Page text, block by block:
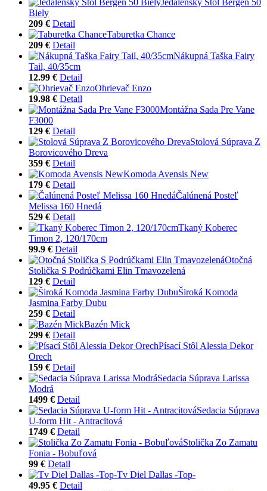
Biely
209 € Detail
Taburetka Chance
209 € Detail
Nákupná Taška Fairy
Tail, 40/35cm
12.99 € Detail
Ohrievač Enzo
19.98 € Detail
Montážna Sada Pre Vane
F3000
129 € Detail
Stolová Súprava Z
Borovicového Dreva
359 € Detail
Komoda Avensis New
179 € Detail
Čalúnená Posteľ
Melissa 160 Hnedá
529 € Detail
Tkaný Koberec
Timon 2, 120/170cm
99.9 € Detail
Otočná
Stolička S Podrúčkami Elin Tmavozelená
129 € Detail
Široká Komoda
Jasmina Farby Dubu
259 € Detail
Bazén Mick
299 € Detail
Písací Stôl Alessia Dekor
Orech
159 € Detail
Sedacia Súprava Larissa
Modrá
1499 € Detail
Sedacia Súprava
U-form Hit - Antracitová
1749 € Detail
Stolička Zo Zamatu
Fonia - Bobuľová
99 € Detail
Tv Diel Dallas -Top-
49.95 € Detail